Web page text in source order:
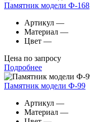
Памятник модели Ф-168
Артикул —
Материал —
Цвет —
Цена по запросу
Подробнее
Памятник модели Ф-99
Артикул —
Материал —